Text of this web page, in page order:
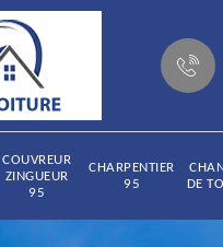
COUVREUR
ZINGUEUR
95
CHARPENTIER
95
DE